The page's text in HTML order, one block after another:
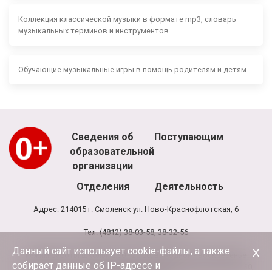
Коллекция классической музыки в формате mp3, словарь
музыкальных терминов и инструментов.
Обучающие музыкальные игры в помощь родителям и детям
Сведения об
образовательной
организации
Поступающим
Отделения Деятельность
Адрес: 214015 г. Смоленск ул. Ново-Краснофлотская, 6
Тел: (4812) 38-03-58, 38-32-56
Режим работы школы: 8.00 - 20.00, выходной - воскресенье
Режим работы администрации и бухгалтерии школы: 9.00-17.30,
Данный сайт использует cookie-файлы, а также
собирает данные об IP-адресе и
Х